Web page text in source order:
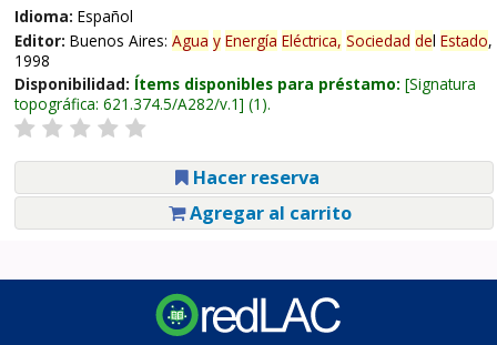
Idioma: Español
Editor: Buenos Aires: Agua y Energía Eléctrica, Sociedad del Estado,
1998
Disponibilidad: Ítems disponibles para préstamo: Signatura
topográfica: 621.374.5/A282/v.1 (1).
Hacer reserva
Agregar al carrito